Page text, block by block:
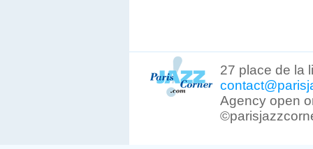
27 place de la
Agency open